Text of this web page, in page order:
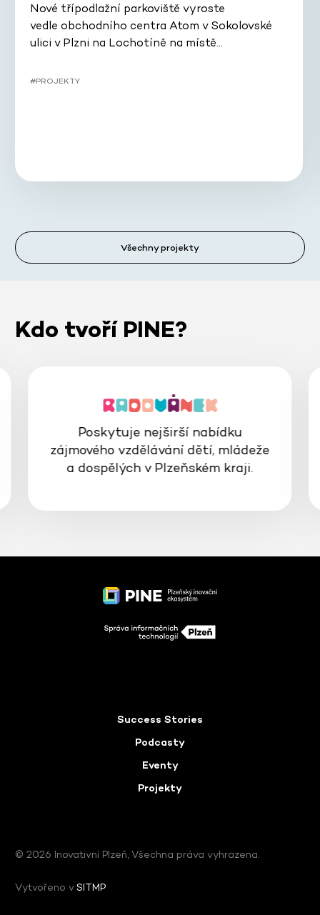
Nové třípodlažní parkoviště vyroste
vedle obchodního centra Atom v Sokolovské
ulici v Plzni na Lochotíně na místě…
#PROJEKTY
Všechny projekty
Kdo tvoří PINE?
Poskytuje nejširší nabídku
zájmového vzdělávání dětí, mládeže
a dospělých v Plzeňském kraji.
Success Stories
Podcasty
Eventy
Projekty
© 2026 Inovativní Plzeň, Všechna práva vyhrazena.
Vytvořeno vSITMP